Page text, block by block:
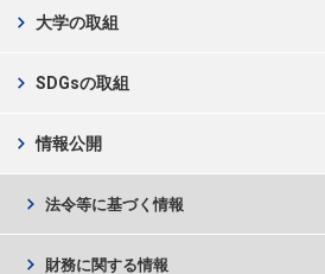
大学の取組
chevron_right
SDGsの取組
chevron_right
情報公開
chevron_right
法令等に基づく情報
chevron_right
財務に関する情報
chevron_right